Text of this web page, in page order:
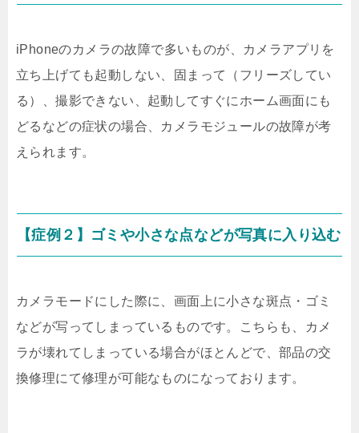
iPhoneのカメラの故障で多いものが、カメラアプリを
立ち上げても起動しない、固まって（フリーズしてい
る）、撮影できない、起動してすぐにホーム画面にも
どるなどの症状の場合、カメラモジュールの故障が考
えられます。
【症例２】ゴミや小さな点などが写真に入り込む
カメラモードにした際に、画面上に小さな斑点・ゴミ
などが写ってしまっているものです。こちらも、カメ
ラが壊れてしまっている場合がほとんどで、部品の交
換修理にて修理が可能なものになっております。